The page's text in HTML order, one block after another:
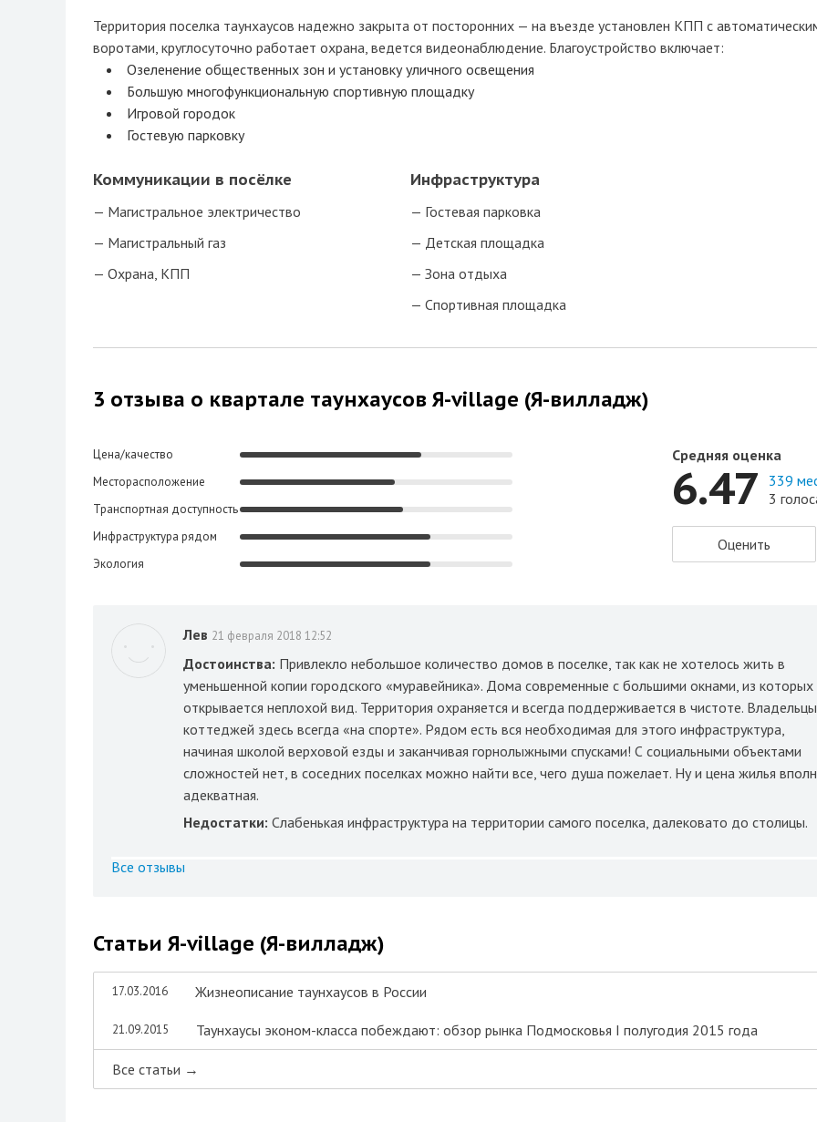
Территория поселка таунхаусов надежно закрыта от посторонних — на въезде установлен КПП с
воротами, круглосуточно работает охрана, ведется видеонаблюдение. Благоустройство включает:
Озеленение общественных зон и установку уличного освещения
Большую многофункциональную спортивную площадку
Игровой городок
Гостевую парковку
Коммуникации в посёлке
Магистральное электричество
Магистральный газ
Охрана, КПП
Инфраструктура
Гостевая парковка
Детская площадка
Зона отдыха
Спортивная площадка
3 отзыва о квартале таунхаусов Я-village (Я-вилладж)
Цена/качество
Месторасположение
Транспортная доступность
Инфраструктура рядом
Экология
Средняя оценка
6.47
339
3
Оценить
Лев 21 февраля 2018 12:52
Достоинства: Привлекло небольшое количество домов в поселке, так как не хотелось жить в
уменьшенной копии городского «муравейника». Дома современные с большими окнами, из которых
открывается неплохой вид. Территория охраняется и всегда поддерживается в чистоте. Владельцы
коттеджей здесь всегда «на спорте». Рядом есть вся необходимая для этого инфраструктура,
начиная школой верховой езды и заканчивая горнолыжными спусками! С социальными объектами
сложностей нет, в соседних поселках можно найти все, чего душа пожелает. Ну и цена жилья
адекватная.
Недостатки:Слабенькая инфраструктура на территории самого поселка, далековато до столицы.
Все отзывы
Статьи Я-village (Я-вилладж)
17.03.2016 Жизнеописание таунхаусов в России
21.09.2015 Таунхаусы эконом-класса побеждают: обзор рынка Подмосковья I полугодия 2015 года
Все статьи →